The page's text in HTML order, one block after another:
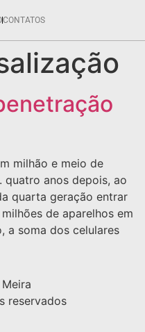
CONTATOS
milhão e meio de
quatro anos depois, ao
quarta geração entrar
de aparelhos em
a soma dos celulares
reservados